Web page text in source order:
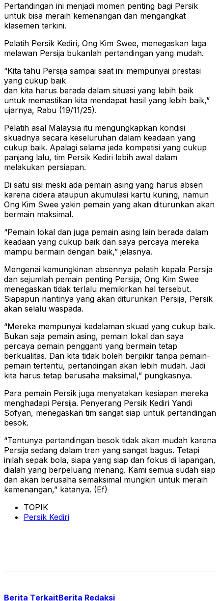
Pertandingan ini menjadi momen penting bagi Persik
untuk bisa meraih kemenangan dan mengangkat
klasemen terkini.
Pelatih Persik Kediri, Ong Kim Swee, menegaskan laga
melawan Persija bukanlah pertandingan yang mudah.
“Kita tahu Persija sampai saat ini mempunyai prestasi
yang cukup baik
dan kita harus berada dalam situasi yang lebih baik
untuk memastikan kita mendapat hasil yang lebih baik,”
ujarnya, Rabu (19/11/25).
Pelatih asal Malaysia itu mengungkapkan kondisi
skuadnya secara keseluruhan dalam keadaan yang
cukup baik. Apalagi selama jeda kompetisi yang cukup
panjang lalu, tim Persik Kediri lebih awal dalam
melakukan persiapan.
Di satu sisi meski ada pemain asing yang harus absen
karena cidera ataupun akumulasi kartu kuning, namun
Ong Kim Swee yakin pemain yang akan diturunkan akan
bermain maksimal.
“Pemain lokal dan juga pemain asing lain berada dalam
keadaan yang cukup baik dan saya percaya mereka
mampu bermain dengan baik,” jelasnya.
Mengenai kemungkinan absennya pelatih kepala Persija
dan sejumlah pemain penting Persija, Ong Kim Swee
menegaskan tidak terlalu memikirkan hal tersebut.
Siapapun nantinya yang akan diturunkan Persija, Persik
akan selalu waspada.
“Mereka mempunyai kedalaman skuad yang cukup baik.
Bukan saja pemain asing, pemain lokal dan saya
percaya pemain pengganti yang bermain tetap
berkualitas. Dan kita tidak boleh berpikir tanpa pemain-
pemain tertentu, pertandingan akan lebih mudah. Jadi
kita harus tetap berusaha maksimal,” pungkasnya.
Para pemain Persik juga menyatakan kesiapan mereka
menghadapi Persija. Penyerang Persik Kediri Yandi
Sofyan, menegaskan tim sangat siap untuk pertandingan
besok.
“Tentunya pertandingan besok tidak akan mudah karena
Persija sedang dalam tren yang sangat bagus. Tetapi
inilah sepak bola, siapa yang siap dan fokus di lapangan,
dialah yang berpeluang menang. Kami semua sudah siap
dan akan berusaha semaksimal mungkin untuk meraih
kemenangan,” katanya. (Ef)
TOPIK
Persik Kediri
Berita TerkaitBerita Redaksi